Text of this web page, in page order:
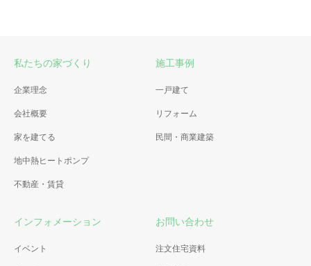
私たちの家づくり
企業理念
会社概要
家を建てる
地中熱ヒートポンプ
不動産・賃貸
施工事例
一戸建て
リフォーム
民間・商業建築
インフォメーション
イベント
お問い合わせ
注文住宅資料